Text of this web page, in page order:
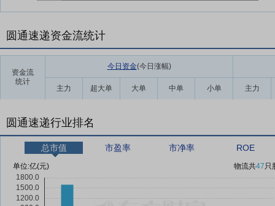
圆通速递资金流统计
资金流
统计
今日资金(今日涨幅)
主力 超大单 大单 中单 小单 主力
圆通速递行业排名
总市值 市盈率 市净率 ROE
单位:亿(元) 物流共47只